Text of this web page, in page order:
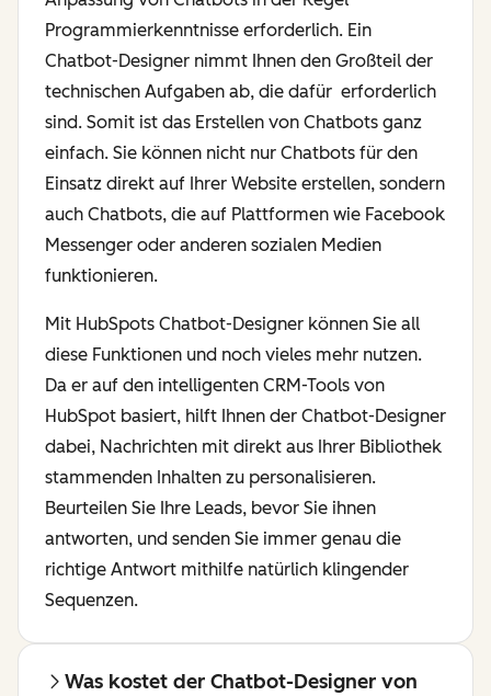
Programmierkenntnisse erforderlich. Ein
Chatbot-Designer nimmt Ihnen den Großteil der
technischen Aufgaben ab, die dafür erforderlich
sind. Somit ist das Erstellen von Chatbots ganz
einfach. Sie können nicht nur Chatbots für den
Einsatz direkt auf Ihrer Website erstellen, sondern
auch Chatbots, die auf Plattformen wie Facebook
Messenger oder anderen sozialen Medien
funktionieren.
Mit HubSpots Chatbot-Designer können Sie all
diese Funktionen und noch vieles mehr nutzen.
Da er auf den intelligenten CRM-Tools von
HubSpot basiert, hilft Ihnen der Chatbot-Designer
dabei, Nachrichten mit direkt aus Ihrer Bibliothek
stammenden Inhalten zu personalisieren.
Beurteilen Sie Ihre Leads, bevor Sie ihnen
antworten, und senden Sie immer genau die
richtige Antwort mithilfe natürlich klingender
Sequenzen.
Was kostet der Chatbot-Designer von